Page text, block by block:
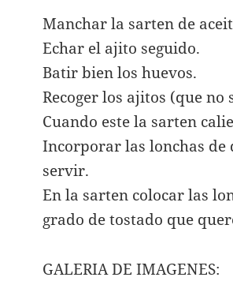
Manchar la sarten de
Echar el ajito seguido.
Batir bien los huevos.
Recoger los ajitos (que
Cuando este la sarten
Incorporar las lonchas de
servir.
En la sarten colocar las
grado de tostado que
GALERIA DE IMAGENES: